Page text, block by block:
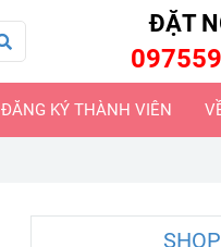
ĐẶT
ĐĂNG KÝ THÀNH VIÊN
SHOP